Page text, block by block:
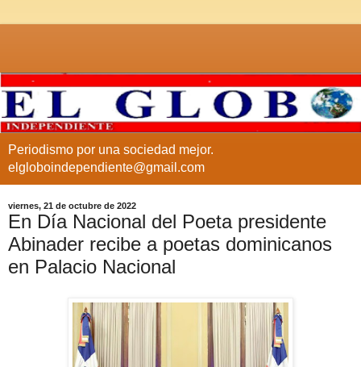
Periodismo por una sociedad mejor.
elgloboindependiente@gmail.com
viernes, 21 de octubre de 2022
En Día Nacional del Poeta presidente
Abinader recibe a poetas dominicanos
en Palacio Nacional